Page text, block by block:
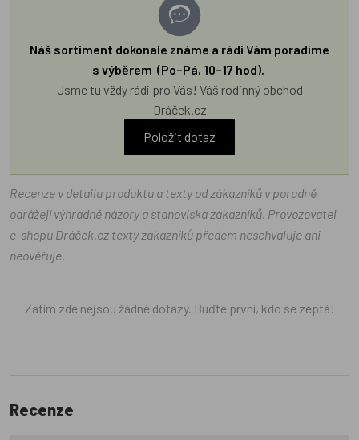
Náš sortiment dokonale známe a rádi Vám poradíme
s výběrem (Po–Pá, 10–17 hod).
Jsme tu vždy rádi pro Vás! Váš rodinný obchod
Dráček.cz
Položit dotaz
Recenze v detailu produktu a texty od zákazníků v poradně
odrážejí výhradně názory a stanoviska zákazníků. Provozovatel
e-shopu Dráček.cz texty zákazníků předem neschvaluje ani
neověřuje.
Zatím zde nejsou žádné dotazy. Buďte první, kdo se zeptá!
Recenze